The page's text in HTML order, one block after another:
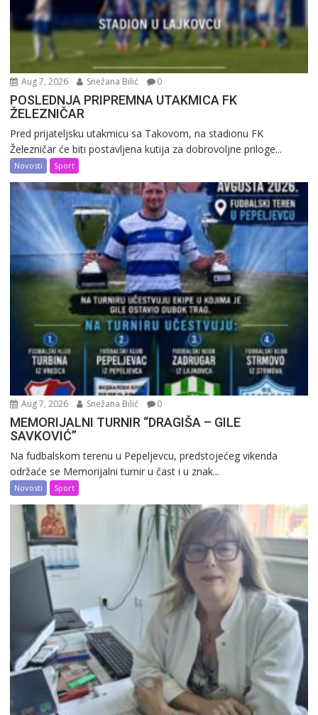
Aug 7, 2026 Snežana Bilić 0
POSLEDNJA PRIPREMNA UTAKMICA FK
ŽELEZNIČAR
Pred prijateljsku utakmicu sa Takovom, na stadionu FK
Železničar će biti postavljena kutija za dobrovoljne priloge...
Novosti Sport
Aug 7, 2026 Snežana Bilić 0
MEMORIJALNI TURNIR “DRAGIŠA – GILE
SAVKOVIĆ”
Na fudbalskom terenu u Pepeljevcu, predstojećeg vikenda
održaće se Memorijalni turnir u čast i u znak...
Novosti Sport